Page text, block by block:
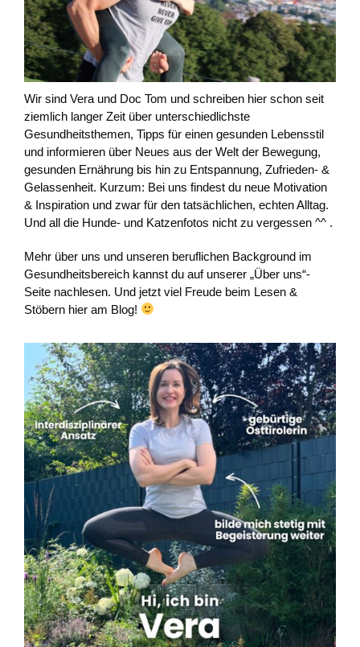
Wir sind Vera und Doc Tom und schreiben hier schon seit
ziemlich langer Zeit über unterschiedlichste
Gesundheitsthemen, Tipps für einen gesunden Lebensstil
und informieren über Neues aus der Welt der Bewegung,
gesunden Ernährung bis hin zu Entspannung, Zufrieden- &
Gelassenheit. Kurzum: Bei uns findest du neue Motivation
& Inspiration und zwar für den tatsächlichen, echten Alltag.
Und all die Hunde- und Katzenfotos nicht zu vergessen ^^ .
Mehr über uns und unseren beruflichen Background im
Gesundheitsbereich kannst du auf unserer „Über uns“-
Seite nachlesen. Und jetzt viel Freude beim Lesen &
Stöbern hier am Blog!